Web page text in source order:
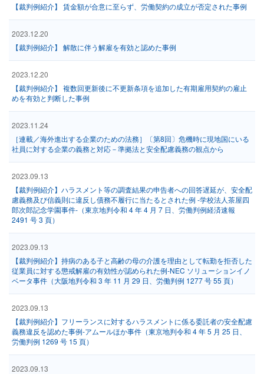
【裁判例紹介】 賃金額が合意に至らず、労働契約の成立が否定された事例
2023.12.20
【裁判例紹介】 解散に伴う解雇を有効と認めた事例
2023.12.20
【裁判例紹介】 複数回更新後に不更新条項を追加した有期雇用契約の雇止
めを有効と判断した事例
2023.11.24
［連載／海外進出する企業のための法務］〔第8回〕危機時に現地国にいる
社員に対する企業の義務と対応－準拠法と安全配慮義務の観点から
2023.09.13
【裁判例紹介】ハラスメント等の調査結果の申告者への回答遅延が、安全配
慮義務及び信義則に違反し債務不履行に当たるとされた例 ‐学校法人茶屋四
郎次郎記念学園事件‐（東京地判令和 4 年 4 月 7 日、労働判例経済速報
2491 号 3 頁）
2023.09.13
【裁判例紹介】持病のある子と高齢の母の介護を理由として転勤を拒否した
従業員に対する懲戒解雇の有効性が認められた例‐NEC ソリューションイノ
ベータ事件（大阪地判令和 3 年 11 月 29 日、労働判例 1277 号 55 頁）
2023.09.13
【裁判例紹介】フリーランスに対するハラスメントに係る委託者の安全配慮
義務違反を認めた事例‐アムールほか事件（東京地判令和 4 年 5 月 25 日、
労働判例 1269 号 15 頁）
2023.09.13